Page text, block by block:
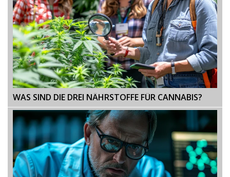
WAS SIND DIE DREI NÄHRSTOFFE FÜR CANNABIS?